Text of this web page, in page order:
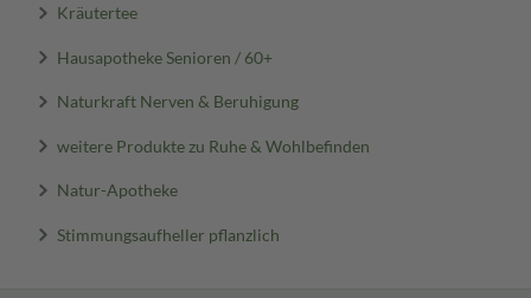
Kräutertee
Hausapotheke Senioren / 60+
Naturkraft Nerven & Beruhigung
weitere Produkte zu Ruhe & Wohlbefinden
Natur-Apotheke
Stimmungsaufheller pflanzlich